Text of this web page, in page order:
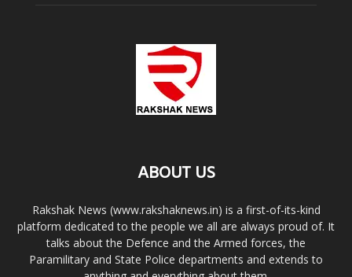
ABOUT US
Rakshak News (www.rakshaknews.in) is a first-of-its-kind
platform dedicated to the people we all are always proud of. It
talks about the Defence and the Armed forces, the
Paramilitary and State Police departments and extends to